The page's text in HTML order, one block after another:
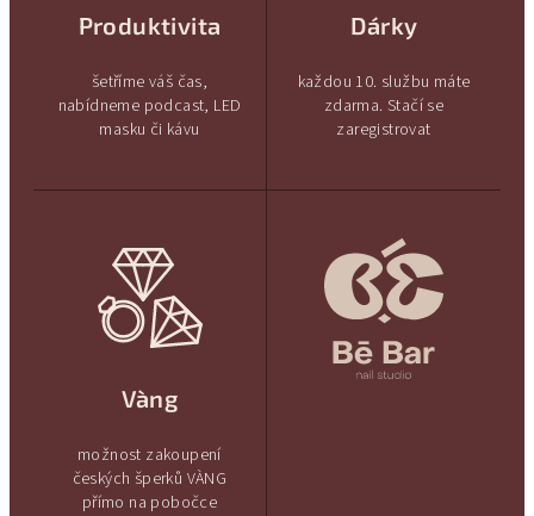
Produktivita
šetříme váš čas,
nabídneme podcast, LED
masku či kávu
Dárky
každou 10. službu máte
zdarma. Stačí se
zaregistrovat
Vàng
možnost zakoupení
českých šperků VÀNG
přímo na pobočce